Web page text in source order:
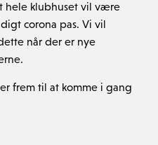
hele klubhuset vil være
corona pas. Vi vil
når der er nye
frem til at komme i gang